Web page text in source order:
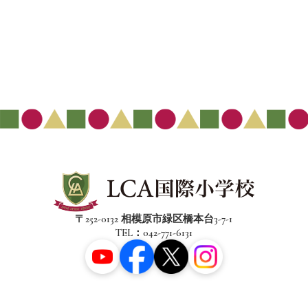
〒252-0132 相模原市緑区橋本台3-7-1
TEL：042-771-6131